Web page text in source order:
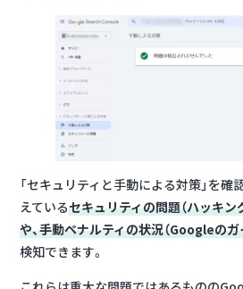
「セキュリティと手動による対策」を確
えているセキュリティの問題（ハッキン
や、手動ペナルティの状況（Googleの
検知できます。